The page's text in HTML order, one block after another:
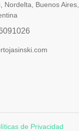
Nordelta, Buenos Aires,
de Privacidad